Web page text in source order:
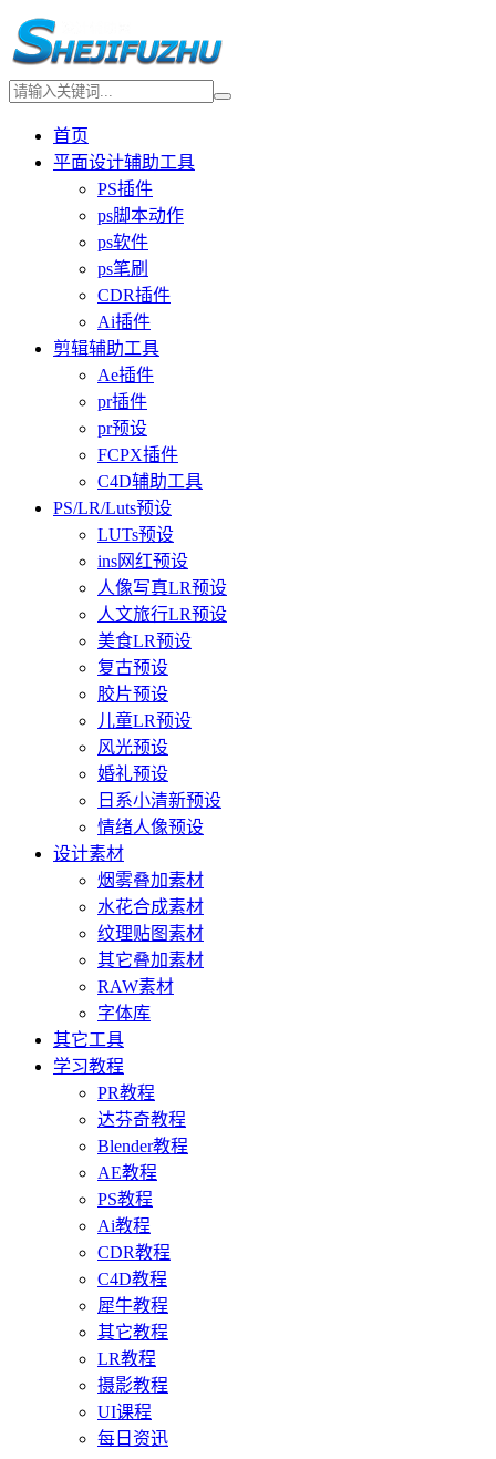
首页
平面设计辅助工具
PS插件
ps脚本动作
ps软件
ps笔刷
CDR插件
Ai插件
剪辑辅助工具
Ae插件
pr插件
pr预设
FCPX插件
C4D辅助工具
PS/LR/Luts预设
LUTs预设
ins网红预设
人像写真LR预设
人文旅行LR预设
美食LR预设
复古预设
胶片预设
儿童LR预设
风光预设
婚礼预设
日系小清新预设
情绪人像预设
设计素材
烟雾叠加素材
水花合成素材
纹理贴图素材
其它叠加素材
RAW素材
字体库
其它工具
学习教程
PR教程
达芬奇教程
Blender教程
AE教程
PS教程
Ai教程
CDR教程
C4D教程
犀牛教程
其它教程
LR教程
摄影教程
UI课程
每日资迅